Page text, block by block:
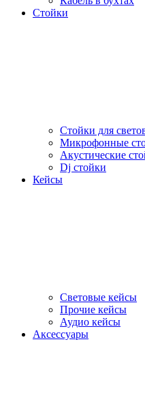
Стойки
Стойки для
Микрофонные
Акустические
Dj стойки
Кейсы
Световые кейсы
Прочие кейсы
Аудио кейсы
Аксессуары